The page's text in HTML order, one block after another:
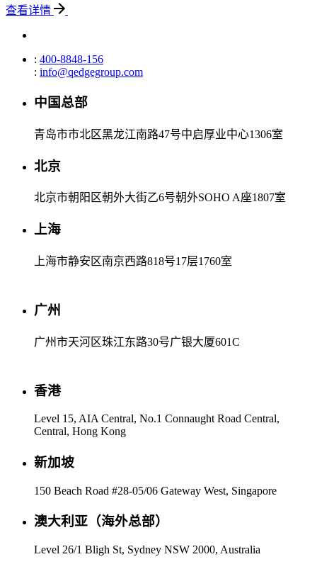
查看详情
: 400-8848-156
: info@qedgegroup.com
中国总部
青岛市市北区黑龙江南路47号中启厚业中心1306室
北京
北京市朝阳区朝外大街乙6号朝外SOHO A座1807室
上海
上海市静安区南京西路818号17层1760室
广州
广州市天河区珠江东路30号广银大厦601C
香港
Level 15, AIA Central, No.1 Connaught Road Central,
Central, Hong Kong
新加坡
150 Beach Road #28-05/06 Gateway West, Singapore
澳大利亚（海外总部）
Level 26/1 Bligh St, Sydney NSW 2000, Australia